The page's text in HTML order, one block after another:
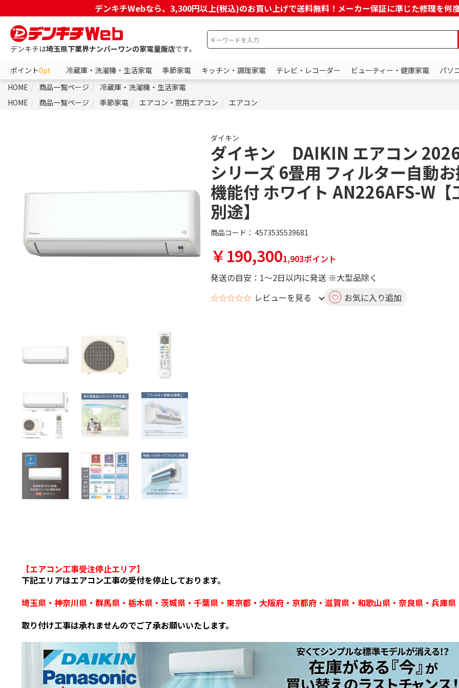
デンキチWebなら、3,300円以上(税込)のお買い上げで送料無料！メーカー保証に準じた修理を何
デンキチは埼玉県下業界ナンバーワンの家電量販店です。
ポイント0pt 冷蔵庫・洗濯機・生活家電 季節家電 キッチン・調理家電 テレビ・レコーダー ビューティー・健康家電 パソ
HOME
商品一覧ページ
冷蔵庫・洗濯機・生活家電
HOME
商品一覧ページ 季節家電 エアコン・窓用エアコン エアコン
ダイキン
ダイキン DAIKIN エアコン
シリーズ 6畳用 フィルター自動
機能付 ホワイト AN226AFS-W【
別途】
商品コード： 4573535539681
￥190,3001,903ポイント
発送の目安：1～2日以内に発送 ※大型品除く
☆☆☆☆☆ レビューを見る お気に入り追加
【エアコン工事受注停止エリア】
下記エリアはエアコン工事の受付を停止しております。
埼玉県・神奈川県・群馬県・栃木県・茨城県・千葉県・東京都・大阪府・京都府・滋賀県・和歌山県・奈良県・兵庫県
取り付け工事は承れませんのでご了承お願いいたします。